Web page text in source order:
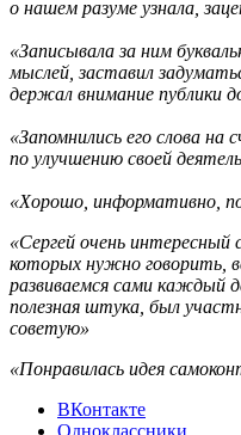
о нашем разуме узнала,
«Записывала за ним
мыслей, заставил
держал внимание публики
«Запомнились его слова
по улучшению своей
«Хорошо, информативно,
«Сергей очень
которых нужно говорить,
развиваемся сами каждый
полезная штука, был
советую»
«Понравилась идея
ВКонтакте
Одноклассники